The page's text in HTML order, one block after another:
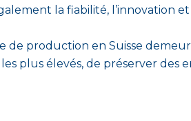
la fiabilité, l’innovation
de production en Suisse
plus élevés, de préserver